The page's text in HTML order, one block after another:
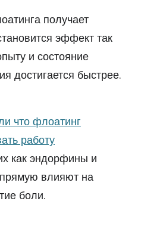
получает
эффект так
и состояние
достигается быстрее.
что флоатинг
работу
как эндорфины и
влияют на
боли.